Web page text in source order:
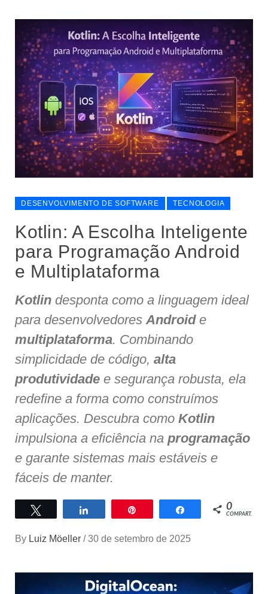
DESENVOLVIMENTO DE SOFTWARE TECNOLOGIA
Kotlin: A Escolha Inteligente
para Programação Android
e Multiplataforma
Kotlin desponta como a linguagem ideal
para desenvolvedores Androide
multiplataforma. Combinando
simplicidade de código, alta
produtividade e segurança robusta, ela
redefine a forma como construímos
aplicações. Descubra como Kotlin
impulsiona a eficiência na programação
e garante sistemas mais estáveis e
fáceis de manter.
Compartilhar Compartilhar
0
COMPART.
By Luiz Möeller / 30 de setembro de 2025